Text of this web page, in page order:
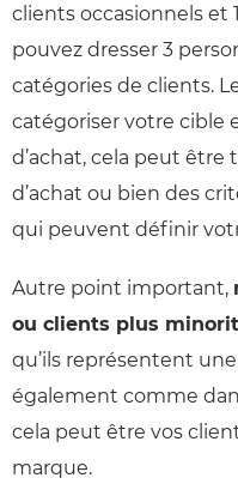
clients occasionnels et
pouvez dresser 3
catégories de clients.
catégoriser votre cible
d’achat, cela peut être
d’achat ou bien des
qui peuvent définir
Autre point important,
ou clients plus
qu’ils représentent
également comme
cela peut être vos
marque.